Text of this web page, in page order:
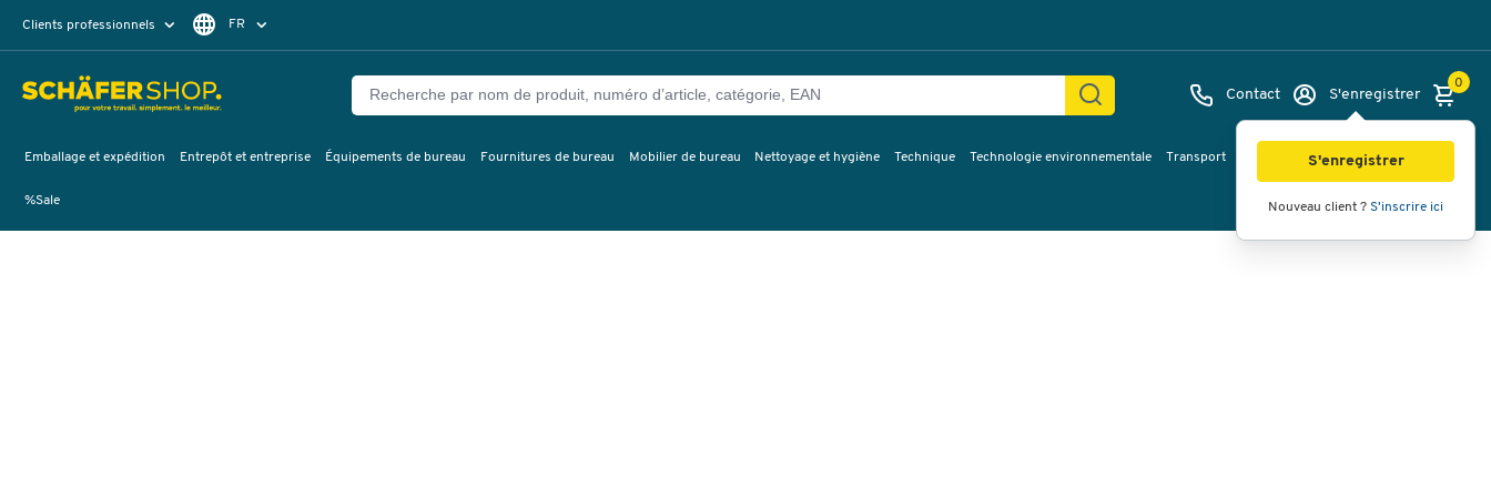
Clients professionnels FR
Contact S'enregistrer
S'enregistrer
Nouveau client ? S'inscrire ici
0
Emballage et expédition Entrepôt et entreprise Équipements de bureau Fournitures de bureau Mobilier de bureau Nettoyage et hygiène Technique Technologie environnementale Transport Services & planification Inspiration
%Sale
Images Vidéos Vue à 360